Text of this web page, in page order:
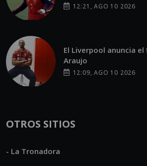
12:21, AGO 10 2026
El Liverpool anuncia
Araujo
12:09, AGO 10 2026
OTROS SITIOS
- La Tronadora